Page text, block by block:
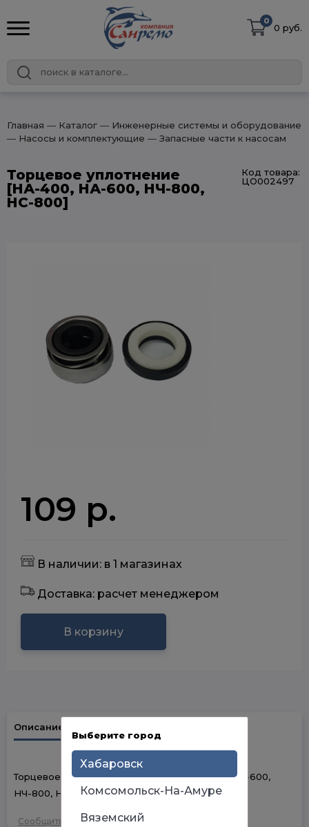
0
0 руб.
Главная ― Каталог ― Инженерные системы и оборудование
― Насосы и комплектующие ― Запасные части к насосам
Торцевое уплотнение
[НА-400, НА-600, НЧ-800,
НС-800]
Код товара:
ЦО002497
109 р.
В наличии: в 1 магазинах
Доставка: расчет менеджером
В корзину
Описание
Торцевое уплотнение для моделей НА-400, НА-600,
НЧ-800, НС-800
Сообщить об ошибке
Выберите город
Хабаровск
Комсомольск-На-Амуре
Вяземский